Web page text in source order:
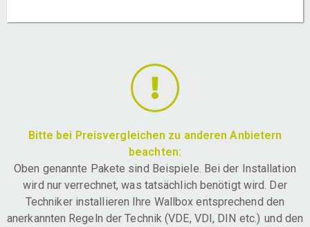
Bitte bei Preisvergleichen zu anderen Anbietern
beachten:
Oben genannte Pakete sind Beispiele. Bei der Installation
wird nur verrechnet, was tatsächlich benötigt wird. Der
Techniker installieren Ihre Wallbox entsprechend den
anerkannten Regeln der Technik (VDE, VDI, DIN etc.) und den